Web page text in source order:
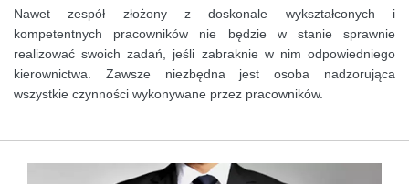
Nawet zespół złożony z doskonale wykształconych i
kompetentnych pracowników nie będzie w stanie sprawnie
realizować swoich zadań, jeśli zabraknie w nim odpowiedniego
kierownictwa. Zawsze niezbędna jest osoba nadzorująca
wszystkie czynności wykonywane przez pracowników.